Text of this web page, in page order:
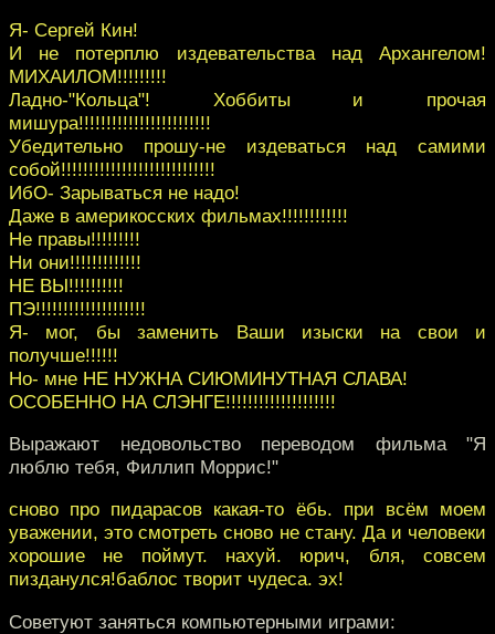
Я- Сергей Кин!
И не потерплю издевательства над Архангелом!
МИХАИЛОМ!!!!!!!!!
Ладно-"Кольца"! Хоббиты и прочая
мишура!!!!!!!!!!!!!!!!!!!!!!!!
Убедительно прошу-не издеваться над самими
собой!!!!!!!!!!!!!!!!!!!!!!!!!!!!
ИбО- Зарываться не надо!
Даже в америкосских фильмах!!!!!!!!!!!!
Не правы!!!!!!!!!
Ни они!!!!!!!!!!!!!
НЕ ВЫ!!!!!!!!!!
ПЭ!!!!!!!!!!!!!!!!!!!!
Я- мог, бы заменить Ваши изыски на свои и
получше!!!!!!
Но- мне НЕ НУЖНА СИЮМИНУТНАЯ СЛАВА!
ОСОБЕННО НА СЛЭНГЕ!!!!!!!!!!!!!!!!!!!!
Выражают недовольство переводом фильма "Я
люблю тебя, Филлип Моррис!"
сново про пидарасов какая-то ёбь. при всём моем
уважении, это смотреть сново не стану. Да и человеки
хорошие не поймут. нахуй. юрич, бля, совсем
пизданулся!баблос творит чудеса. эх!
Советуют заняться компьютерными играми: